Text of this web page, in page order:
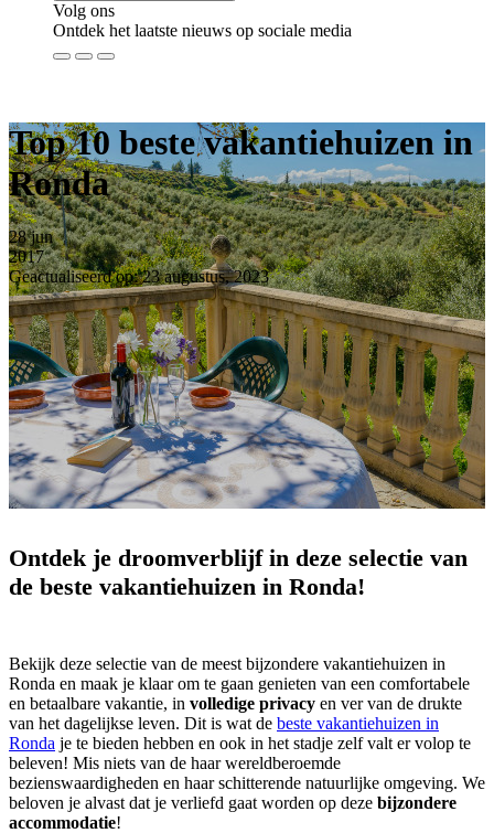
Volg ons
Ontdek het laatste nieuws op sociale media
Top 10 beste vakantiehuizen in
Ronda
28 jun
2017
Geactualiseerd op: 23 augustus, 2023
Ontdek je droomverblijf in deze selectie van
de beste vakantiehuizen in Ronda!
Bekijk deze selectie van de meest bijzondere vakantiehuizen in
Ronda en maak je klaar om te gaan genieten van een comfortabele
en betaalbare vakantie, in volledige privacy en ver van de drukte
van het dagelijkse leven. Dit is wat de beste vakantiehuizen in
Ronda je te bieden hebben en ook in het stadje zelf valt er volop te
beleven! Mis niets van de haar wereldberoemde
bezienswaardigheden en haar schitterende natuurlijke omgeving. We
beloven je alvast dat je verliefd gaat worden op deze bijzondere
accommodatie!